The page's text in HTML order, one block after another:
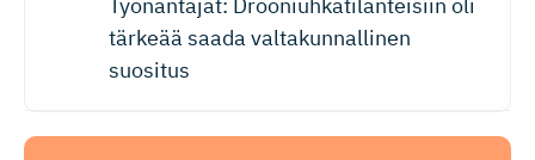
tärkeää saada valtakunnallinen
suositus